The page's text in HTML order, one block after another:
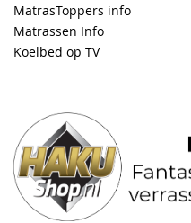
MatrasToppers info
Matrassen Info
Koelbed op TV